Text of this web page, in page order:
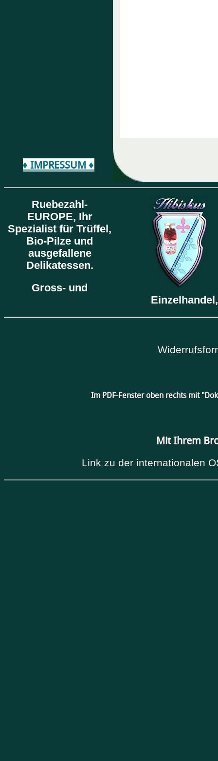
♦ IMPRESSUM ♦
Ruebezahl-
EUROPE, Ihr
Spezialist für Trüffel,
Bio-Pilze und
ausgefallene
Delikatessen.
Gross- und
Im PDF-Fenster oben rechts mit
Mit Ihrem
Link zu der internationalen